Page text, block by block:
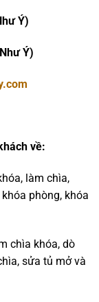
Ý)
Ý)
về:
làm chìa,
phòng, khóa
chìa khóa, dò
sửa tủ mở và